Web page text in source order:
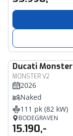
DucatiMonster
MONSTER V2
2026
Naked
111 pk (82 kW)
BODEGRAVEN
15.190,-